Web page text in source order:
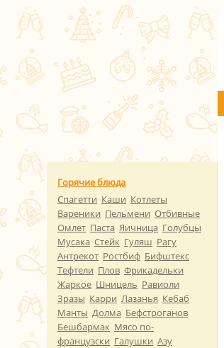
Горячие блюда
Спагетти Каши Котлеты
Вареники Пельмени Отбивные
Омлет Паста Яичница Голубцы
Мусака Стейк Гуляш Рагу
Антрекот Ростбиф Бифштекс
Тефтели Плов Фрикадельки
Жаркое Шницель Равиоли
Зразы Карри Лазанья Кебаб
Манты Долма Бефстроганов
Бешбармак Мясо по-
французски Галушки Азу